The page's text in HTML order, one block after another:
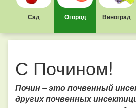
Сад Огород Виноград
С Почином!
Почин – это почвенный
других почвенных